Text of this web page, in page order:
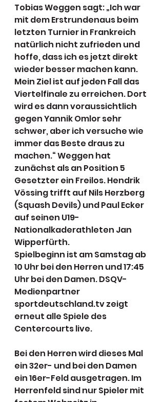
Tobias Weggen sagt: „Ich war
mit dem Erstrundenaus beim
letzten Turnier in Frankreich
natürlich nicht zufrieden und
hoffe, dass ich es jetzt direkt
wieder besser machen kann.
Mein Ziel ist auf jeden Fall das
Viertelfinale zu erreichen. Dort
wird es dann voraussichtlich
gegen Yannik Omlor sehr
schwer, aber ich versuche wie
immer das Beste draus zu
machen.“ Weggen hat
zunächst als an Position 5
Gesetzter ein Freilos. Hendrik
Vössing trifft auf Nils Herzberg
(Squash Devils) und Paul Ecker
auf seinen U19-
Nationalkaderathleten Jan
Wipperfürth.
Spielbeginn ist am Samstag ab
10 Uhr bei den Herren und 17:45
Uhr bei den Damen. DSQV-
Medienpartner
sportdeutschland.tv zeigt
erneut alle Spiele des
Centercourts live.
Bei den Herren wird dieses Mal
ein 32er- und bei den Damen
ein 16er-Feld ausgetragen. Im
Herrenfeld sind nur Spieler mit